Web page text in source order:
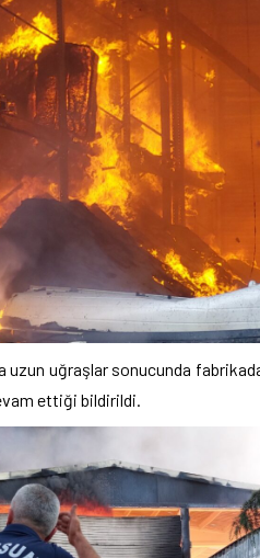
uzun uğraşlar sonucunda
ettiği bildirildi.